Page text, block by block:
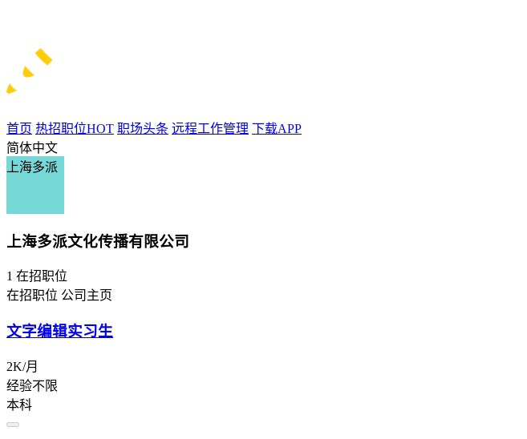
首页 热招职位HOT 职场头条 远程工作管理 下载APP
简体中文
上海多派
上海多派文化传播有限公司
1 在招职位
在招职位 公司主页
文字编辑实习生
2K/月
经验不限
本科